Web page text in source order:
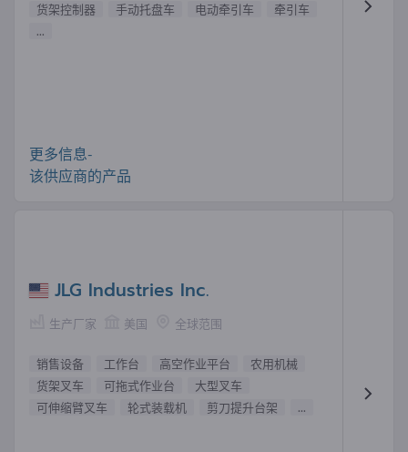
货架控制器
手动托盘车 电动牵引车
牵引车
...
更多信息-
该供应商的产品
JLG Industries Inc.
生产厂家 美国 全球范围
销售设备 工作台 高空作业平台
农用机械
货架叉车
可拖式作业台
大型叉车
可伸缩臂叉车
轮式装载机 剪刀提升台架 ...